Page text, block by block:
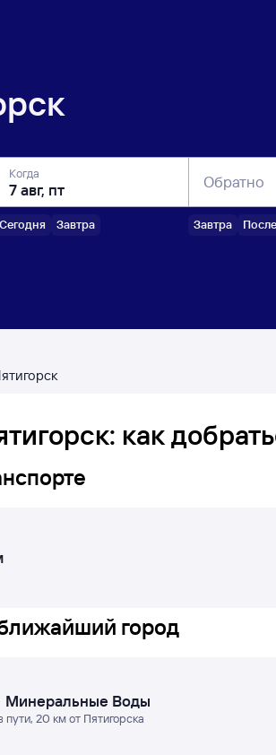
Когда
Сегодня Завтра
Обратно
Завтра
: как
город
Воды
пути, 20 км от Пятигорска